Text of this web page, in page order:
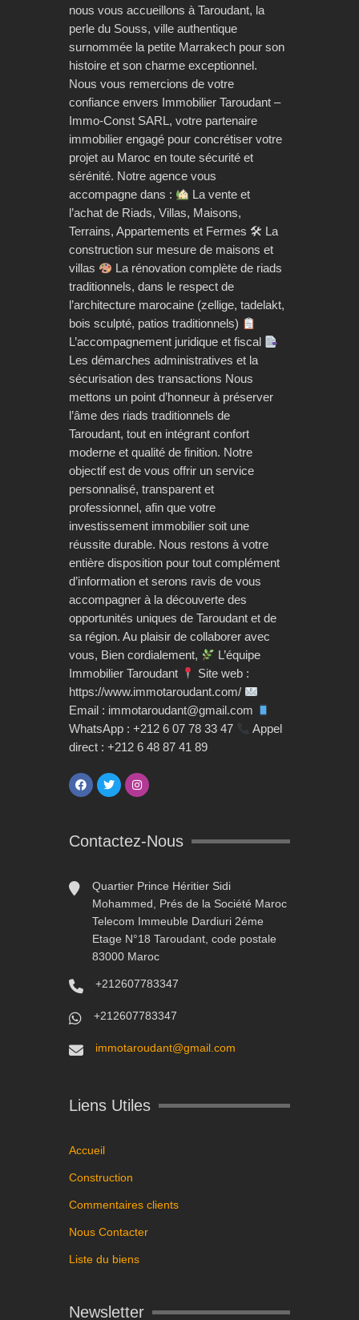
nous vous accueillons à Taroudant, la
perle du Souss, ville authentique
surnommée la petite Marrakech pour son
histoire et son charme exceptionnel.
Nous vous remercions de votre
confiance envers Immobilier Taroudant –
Immo-Const SARL, votre partenaire
immobilier engagé pour concrétiser votre
projet au Maroc en toute sécurité et
sérénité. Notre agence vous
accompagne dans :
La vente et
l’achat de Riads, Villas, Maisons,
Terrains, Appartements et Fermes 🛠 La
construction sur mesure de maisons et
villas
La rénovation complète de riads
traditionnels, dans le respect de
l’architecture marocaine (zellige, tadelakt,
bois sculpté, patios traditionnels)
L’accompagnement juridique et fiscal
Les démarches administratives et la
sécurisation des transactions Nous
mettons un point d’honneur à préserver
l’âme des riads traditionnels de
Taroudant, tout en intégrant confort
moderne et qualité de finition. Notre
objectif est de vous offrir un service
personnalisé, transparent et
professionnel, afin que votre
investissement immobilier soit une
réussite durable. Nous restons à votre
entière disposition pour tout complément
d’information et serons ravis de vous
accompagner à la découverte des
opportunités uniques de Taroudant et de
sa région. Au plaisir de collaborer avec
vous, Bien cordialement,
L’équipe
Immobilier Taroudant
Site web :
https://www.immotaroudant.com/
Email : immotaroudant@gmail.com
WhatsApp : +212 6 07 78 33 47
Appel
direct : +212 6 48 87 41 89
Contactez-Nous
Quartier Prince Héritier Sidi
Mohammed, Prés de la Société Maroc
Telecom Immeuble Dardiuri 2éme
Etage N°18 Taroudant, code postale
83000 Maroc
+212607783347
+212607783347
immotaroudant@gmail.com
Liens Utiles
Accueil
Construction
Commentaires clients
Nous Contacter
Liste du biens
Newsletter